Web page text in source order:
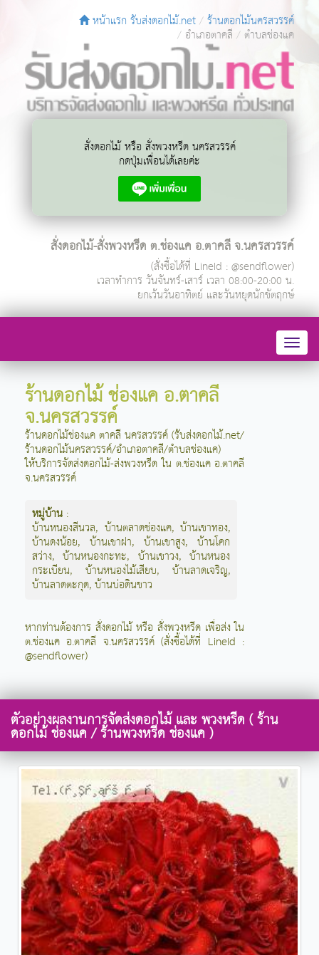
หน้าแรก รับส่งดอกไม้.net ร้านดอกไม้นครสวรรค์
อำเภอตาคลี ตำบลช่องแค
สั่งดอกไม้ หรือ สั่งพวงหรีด นครสวรรค์
กดปุ่มเพื่อนได้เลยค่ะ
สั่งดอกไม้-สั่งพวงหรีด ต.ช่องแค อ.ตาคลี จ.นครสวรรค์
(สั่งซื้อได้ที่ LineId : @sendflower)
เวลาทำการ วันจันทร์-เสาร์ เวลา 08:00-20:00 น.
ยกเว้นวันอาทิตย์ และวันหยุดนักขัตฤกษ์
ร้านดอกไม้ ช่องแค อ.ตาคลี
จ.นครสวรรค์
ร้านดอกไม้ช่องแค ตาคลี นครสวรรค์ (รับส่งดอกไม้.net/
ร้านดอกไม้นครสวรรค์/อำเภอตาคลี/ตำบลช่องแค)
ให้บริการจัดส่งดอกไม้-ส่งพวงหรีด ใน ต.ช่องแค อ.ตาคลี
จ.นครสวรรค์
หมู่บ้าน :
บ้านหนองสีนวล, บ้านตลาดช่องแค,บ้านเขาทอง,
บ้านดงน้อย,บ้านเขาฝา,บ้านเขาสูง,บ้านโคก
สว่าง,บ้านหนองกะทะ, บ้านเขาวง,บ้านหนอง
กระเบียน,บ้านหนองไม้เสียบ,บ้านลาดเจริญ,
บ้านลาดตะกุด,บ้านบ่อดินขาว
หากท่านต้องการ สั่งดอกไม้ หรือ สั่งพวงหรีด เพื่อส่ง ใน
ต.ช่องแค อ.ตาคลี จ.นครสวรรค์ (สั่งซื้อได้ที่ LineId :
@sendflower)
ตัวอย่างผลงานการจัดส่งดอกไม้ และ พวงหรีด ( ร้าน
ดอกไม้ ช่องแค / ร้านพวงหรีด ช่องแค )